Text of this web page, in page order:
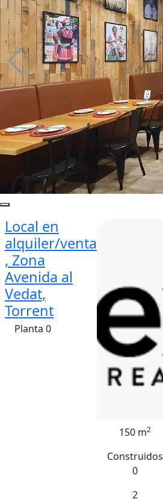
Local en
alquiler/venta
, Zona
Avenida al
Vedat,
Torrent
Planta 0
150 m2
Construidos
0
2